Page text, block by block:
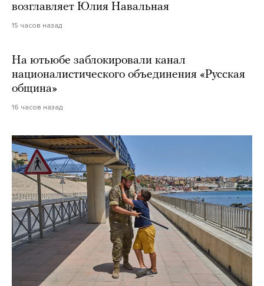
возглавляет Юлия Навальная
15 часов назад
На ютьюбе заблокировали канал
националистического объединения «Русская
община»
16 часов назад